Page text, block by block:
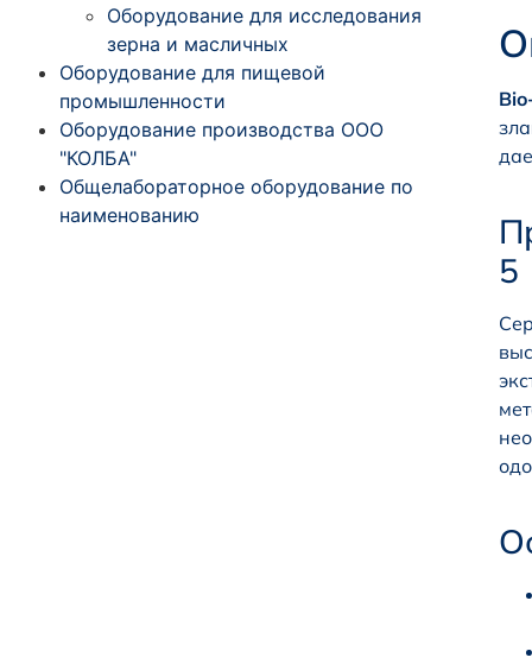
Оборудование для исследования
зерна и масличных
Оборудование для пищевой
промышленности
Оборудование производства ООО
"КОЛБА"
Общелабораторное оборудование по
наименованию
5